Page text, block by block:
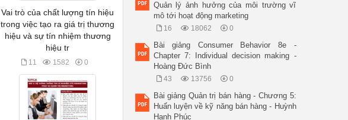
Vai trò của chất lượng tín hiệu
trong việc tạo ra giá trị thương
hiệu và sự tín nhiệm thương
hiệu tr
11 1582 0
Quản lý ảnh hưởng của môi trường vĩ
mô tới hoạt động marketing
16 18062 0
Bài giảng Consumer Behavior 8e -
Chapter 7: Individual decision making -
Hoàng Đức Bình
43 13756 0
Bài giảng Quản trị bán hàng - Chương 5:
Huấn luyện về kỹ năng bán hàng - Huỳnh
Hạnh Phúc